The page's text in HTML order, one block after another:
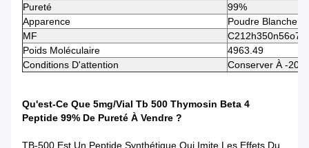
Pureté
99%
Apparence
Poudre Blanche
MF
Poids Moléculaire
4963.49
Conditions D'attention
Conserver À -
Qu'est-Ce Que 5mg/Vial Tb 500 Thymosin Beta 4
Peptide 99% De Pureté À Vendre ?
TB-500 Est Un Peptide Synthétique Qui Imite Les Effets Du